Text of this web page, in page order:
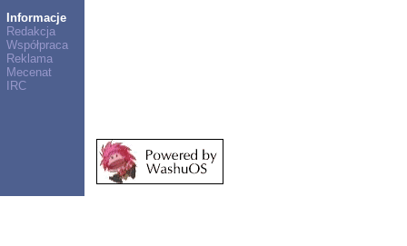
Informacje
Redakcja
Współpraca
Reklama
Mecenat
IRC